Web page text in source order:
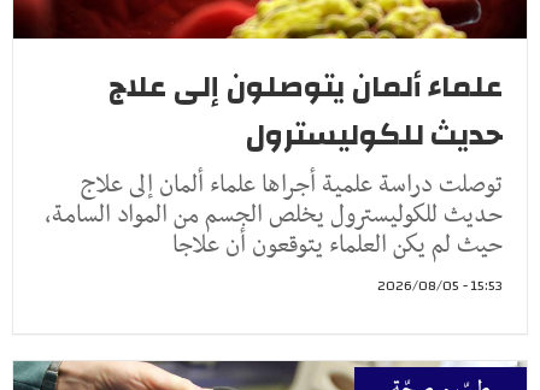
علماء ألمان يتوصلون إلى علاج
حديث للكوليسترول
توصلت دراسة علمية أجراها علماء ألمان إلى علاج
حديث للكوليسترول يخلص الجسم من المواد السامة،
حيث لم يكن العلماء يتوقعون أن علاجا
15:53 - 2026/08/05